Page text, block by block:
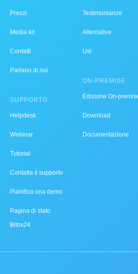
Prezzi
Media kit
Contatti
Parlano di noi
SUPPORTO
Helpdesk
Webinar
Tutorial
Contatta il supporto
Pianifica una demo
Pagina di stato
Bitrix24
Testimonianze
Alternative
Usi
ON-PREMISE
Edizione On-
Download
Documentazione